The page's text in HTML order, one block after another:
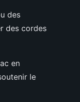
des
des cordes
en
le